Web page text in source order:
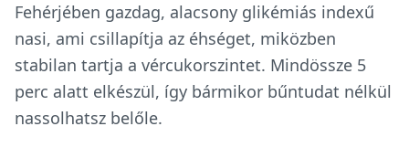
Fehérjében gazdag, alacsony glikémiás indexű
nasi, ami csillapítja az éhséget, miközben
stabilan tartja a vércukorszintet. Mindössze 5
perc alatt elkészül, így bármikor bűntudat nélkül
nassolhatsz belőle.